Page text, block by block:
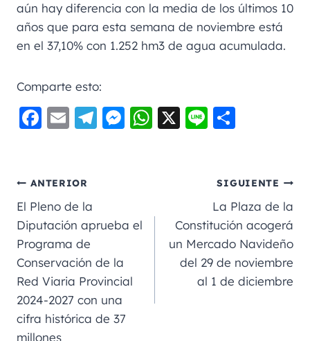
aún hay diferencia con la media de los últimos 10
años que para esta semana de noviembre está
en el 37,10% con 1.252 hm3 de agua acumulada.
Comparte esto:
F
e
b
o
o
k
E
l
Te M
g
W X
Li
p
a
rt
ir
ANTERIOR
El Pleno de la
Diputación aprueba el
Programa de
Conservación de la
Red Viaria Provincial
2024-2027 con una
cifra histórica de 37
millones
SIGUIENTE
La Plaza de la
Constitución acogerá
un Mercado Navideño
del 29 de noviembre
al 1 de diciembre